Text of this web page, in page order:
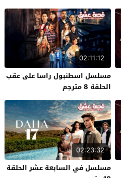
02:11:12
مسلسل اسطنبول راسا على عقب
الحلقة 8 مترجم
02:23:32
مسلسل في السابعة عشر الحلقة